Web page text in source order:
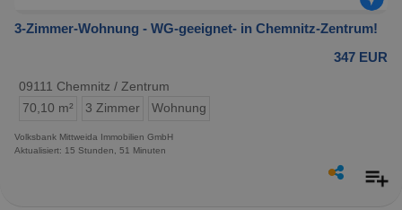
3-Zimmer-Wohnung - WG-geeignet- in Chemnitz-Zentrum!
347 EUR
09111 Chemnitz / Zentrum
70,10 m²
3 Zimmer Wohnung
Volksbank Mittweida Immobilien GmbH
Aktualisiert: 15 Stunden, 51 Minuten